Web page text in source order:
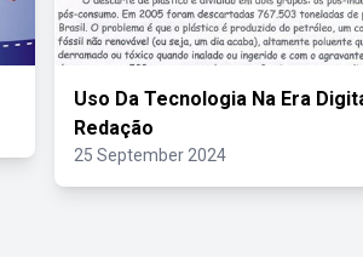
Uso Da Tecnologia Na Era
Redação
25 September 2024